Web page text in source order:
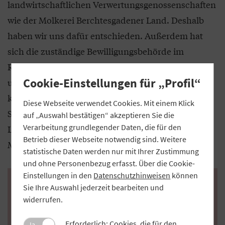
landwirtschaftlichen Verwertungsgenossenschaften
wie der Molkerei Berchtesgadener Land. Deshalb
haben wir uns dafür entschieden. Außerdem hat
sich die zuständige Bewilligungsbehörde im
Rahmen der Zusammenarbeit durch ihre effiziente
und lösungsorientierte Arbeitsweise als äußerst
kompetent erwiesen. Dabei handelt es sich um die
Staatliche Führungsakademie für Ernährung,
Landwirtschaft und Forsten, die direkt dem
Ministerium unterstellt ist.
Zuschüsse bis 1,5 Millionen Euro
unterschiedlichen Förderprogrammen, die vom
Cookie-Einstellungen für „Profil“
Diese Webseite verwendet Cookies. Mit einem Klick
auf „Auswahl bestätigen“ akzeptieren Sie die
Verarbeitung grundlegender Daten, die für den
Betrieb dieser Webseite notwendig sind. Weitere
statistische Daten werden nur mit Ihrer Zustimmung
und ohne Personenbezug erfasst. Über die Cookie-
Einstellungen in den Datenschutzhinweisen können
Sie Ihre Auswahl jederzeit bearbeiten und
widerrufen.